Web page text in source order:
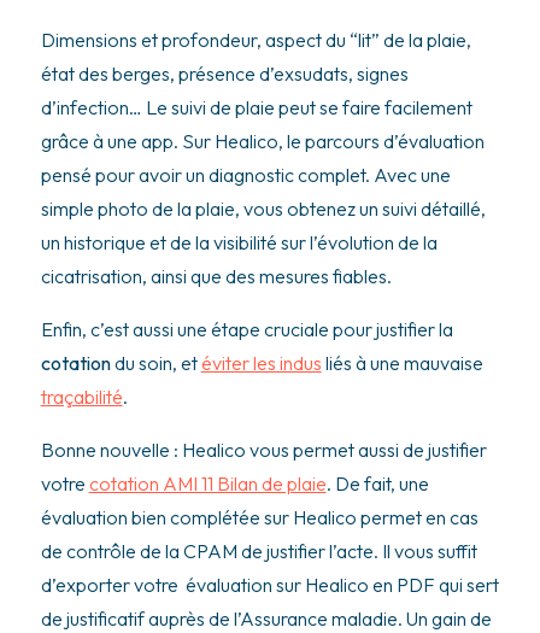
Dimensions et profondeur, aspect du “lit” de la plaie,
état des berges, présence d’exsudats, signes
d’infection… Le suivi de plaie peut se faire facilement
grâce à une app. Sur Healico, le parcours d’évaluation
pensé pour avoir un diagnostic complet. Avec une
simple photo de la plaie, vous obtenez un suivi détaillé,
un historique et de la visibilité sur l’évolution de la
cicatrisation, ainsi que des mesures fiables.
Enfin, c’est aussi une étape cruciale pour justifier la
cotationdu soin, et éviter les indus liés à une mauvaise
traçabilité.
Bonne nouvelle : Healico vous permet aussi de justifier
votre cotation AMI 11 Bilan de plaie. De fait, une
évaluation bien complétée sur Healico permet en cas
de contrôle de la CPAM de justifier l’acte. Il vous suffit
d’exporter votre évaluation sur Healico en PDF qui sert
de justificatif auprès de l’Assurance maladie. Un gain de